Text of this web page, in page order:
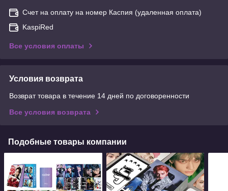
Счет на оплату на номер Каспия (удаленная оплата)
KaspiRed
Все условия оплаты
Условия возврата
Возврат товара в течение 14 дней по договоренности
Все условия возврата
Подобные товары компании